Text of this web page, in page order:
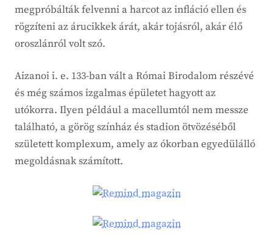
megpróbálták felvenni a harcot az infláció ellen és
rögzíteni az árucikkek árát, akár tojásról, akár élő
oroszlánról volt szó.
Aizanoi i. e. 133-ban vált a Római Birodalom részévé
és még számos izgalmas épületet hagyott az
utókorra. Ilyen például a macellumtól nem messze
található, a görög színház és stadion ötvözéséből
született komplexum, amely az ókorban egyedülálló
megoldásnak számított.